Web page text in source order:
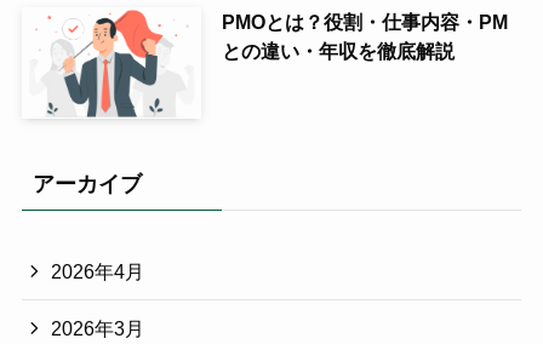
PMOとは？役割・仕事内容・PM
との違い・年収を徹底解説
アーカイブ
2026年4月
2026年3月